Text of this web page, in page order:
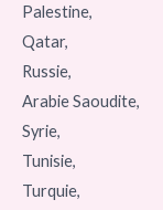
Palestine,
Qatar,
Russie,
Arabie Saoudite,
Syrie,
Tunisie,
Turquie,